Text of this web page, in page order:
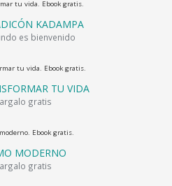
KADAMPA
es bienvenido
TU VIDA
gratis
MODERNO
gratis